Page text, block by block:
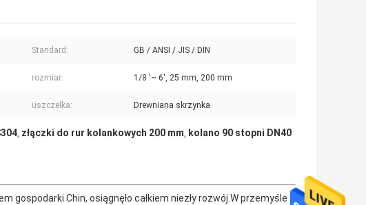
Standard: GB / ANSI / JIS / DIN
rozmiar: 1/8 '~ 6', 25 mm, 200 mm
uszczelka: Drewniana skrzynka
, złączki do rur kolankowych 200 mm, kolano 90 stopni DN40
gospodarki Chin, osiągnęło całkiem niezły rozwój.W przemyśle